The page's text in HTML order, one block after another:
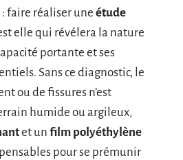
faire réaliser une étude
elle qui révélera la nature
portante et ses
Sans ce diagnostic, le
ou de fissures n’est
humide ou argileux,
et un film polyéthylène
pour se prémunir